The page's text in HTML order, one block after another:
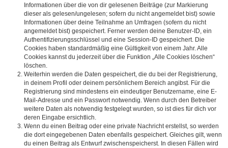
Informationen über die von dir gelesenen Beiträge (zur Markierung
dieser als gelesen/ungelesen; sofern du nicht angemeldet bist) sowie
Informationen über deine Teilnahme an Umfragen (sofern du nicht
angemeldet bist) gespeichert. Ferner werden deine Benutzer-ID, ein
Authentifizierungsschlüssel und eine Session-ID gespeichert. Die
Cookies haben standardmäßig eine Gültigkeit von einem Jahr. Alle
Cookies kannst du jederzeit über die Funktion „Alle Cookies löschen“
löschen.
Weiterhin werden die Daten gespeichert, die du bei der Registrierung,
in deinem Profil oder deinem persönlichem Bereich angibst. Für die
Registrierung sind mindestens ein eindeutiger Benutzername, eine E-
Mail-Adresse und ein Passwort notwendig. Wenn durch den Betreiber
weitere Daten als notwendig festgelegt wurden, so ist dies für dich vor
deren Eingabe ersichtlich.
Wenn du einen Beitrag oder eine private Nachricht erstellst, so werden
die dort eingegebenen Daten ebenfalls gespeichert. Gleiches gilt, wenn
du einen Beitrag als Entwurf zwischenspeicherst. In diesen Fällen wird